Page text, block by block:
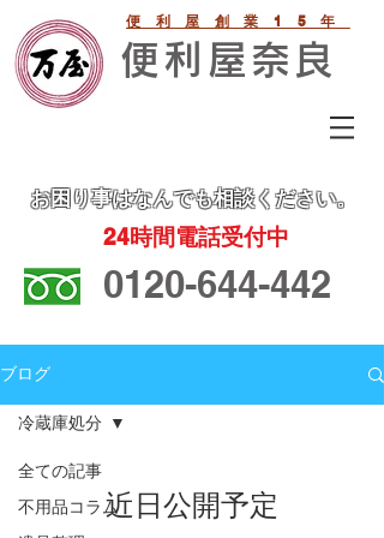
便利屋創業15年
便利屋奈良
お困り事はなんでも相談ください。
24時間電話受付中
0120-644-442
ブログ
全ての記事
不用品コラム
冷蔵庫処分
近日公開予定